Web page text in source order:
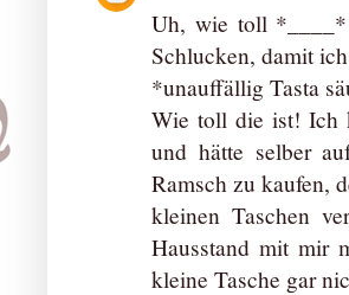
Uh, wie toll *____*
Schlucken, damit
*unauffällig Tasta
Wie toll die ist! Ich
und hätte selber
Ramsch zu kaufen,
kleinen Taschen
Hausstand mit mir
kleine Tasche gar